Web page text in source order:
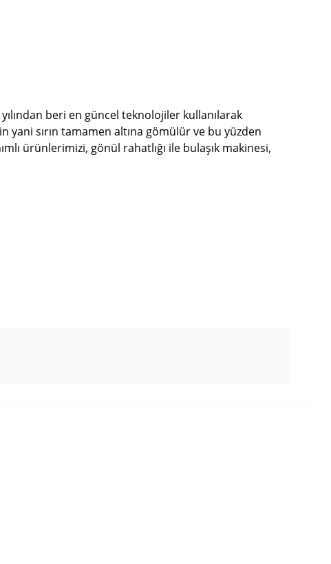
beri en güncel teknolojiler kullanılarak
yani sırın tamamen altına gömülür ve bu yüzden
ürünlerimizi, gönül rahatlığı ile bulaşık makinesi,